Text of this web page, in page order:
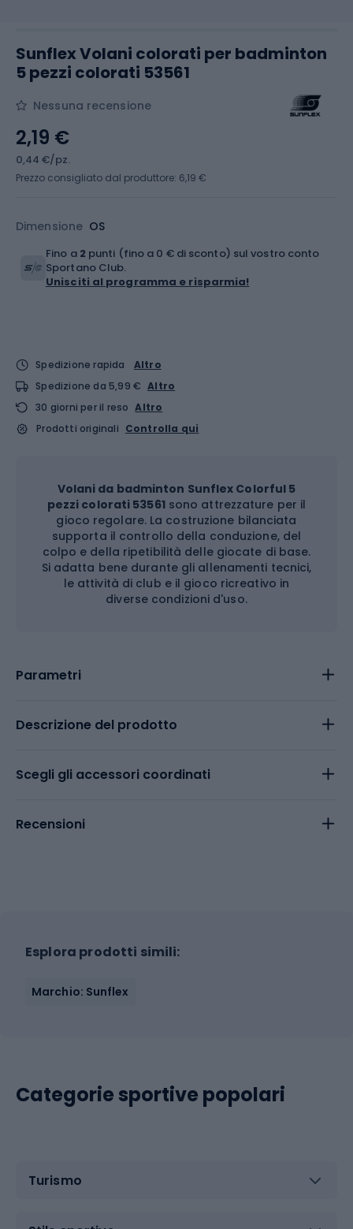
Sunflex Volani colorati per badminton
5 pezzi colorati 53561
Nessuna recensione
Dimensione OS
2,19 €
0,44 €/pz.
Prezzo consigliato dal produttore: 6,19 €
Fino a 2 punti (fino a 0 € di sconto) sul vostro conto
Sportano Club.
Unisciti al programma e risparmia!
Spedizione rapida
Altro
Spedizione da 5,99 € Altro
30 giorni per il reso Altro
Prodotti originali Controlla qui
Volani da badminton Sunflex Colorful 5
pezzi colorati 53561sono attrezzature per il
gioco regolare. La costruzione bilanciata
supporta il controllo della conduzione, del
colpo e della ripetibilità delle giocate di base.
Si adatta bene durante gli allenamenti tecnici,
le attività di club e il gioco ricreativo in
diverse condizioni d'uso.
Parametri
Descrizione del prodotto
Scegli gli accessori coordinati
Recensioni
Esplora prodotti simili:
Marchio: Sunflex
Categorie sportive popolari
Turismo